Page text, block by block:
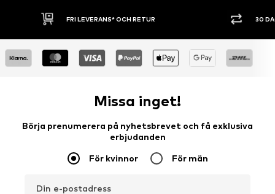
FRI LEVERANS* OCH RETUR 30
Missa inget!
Börja prenumerera på nyhetsbrevet och få exklusiva
erbjudanden
För kvinnor För män
Din e-postadress